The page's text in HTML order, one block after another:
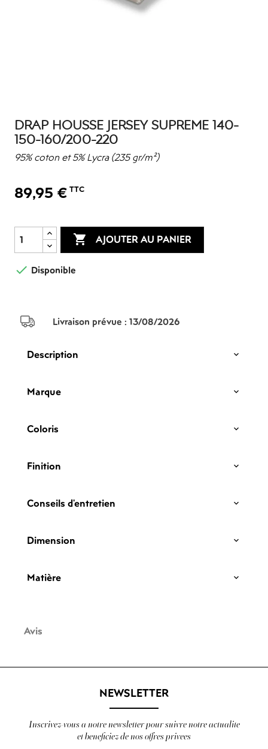
DRAP HOUSSE JERSEY SUPREME 140-
150-160/200-220
95% coton et 5% Lycra (235 gr/m²)
89,95 € TTC
 AJOUTER AU PANIER
 Disponible
Livraison prévue : 13/08/2026
Description
Marque
Coloris
Finition
Conseils d'entretien
Dimension
Matière
Avis
NEWSLETTER
Inscrivez-vous a notre newsletter pour suivre notre actualite
et beneficiez de nos offres privees